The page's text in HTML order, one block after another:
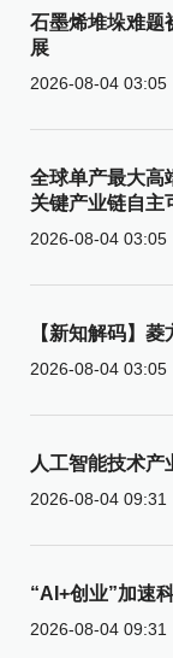
石墨烯堆垛难题
展
2026-08-04 03:05
全球单产最大高
关键产业链自主
2026-08-04 03:05
【新知解码】
2026-08-04 03:05
人工智能技术产
2026-08-04 09:31
“AI+创业”加速
2026-08-04 09:31